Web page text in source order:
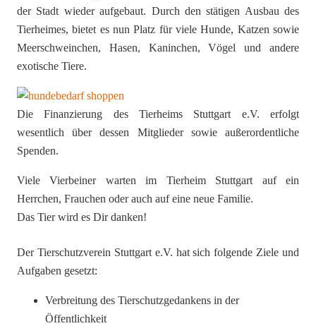
der Stadt wieder aufgebaut. Durch den stätigen Ausbau des
Tierheimes, bietet es nun Platz für viele Hunde, Katzen sowie
Meerschweinchen, Hasen, Kaninchen, Vögel und andere
exotische Tiere.
Die Finanzierung des Tierheims Stuttgart e.V. erfolgt
wesentlich über dessen Mitglieder sowie außerordentliche
Spenden.
Viele Vierbeiner warten im Tierheim Stuttgart auf ein
Herrchen, Frauchen oder auch auf eine neue Familie.
Das Tier wird es Dir danken!
Der Tierschutzverein Stuttgart e.V. hat sich folgende Ziele und
Aufgaben gesetzt:
Verbreitung des Tierschutzgedankens in der
Öffentlichkeit